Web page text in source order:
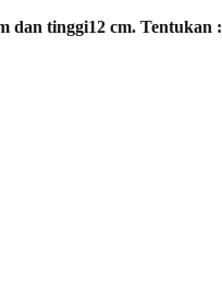
dan tinggi12 cm. Tentukan :